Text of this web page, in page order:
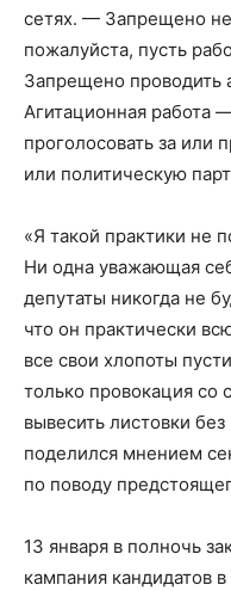
сетях. — Запрещено
пожалуйста, пусть
Запрещено проводить
Агитационная работа
проголосовать за или
или политическую
«Я такой практики не
Ни одна уважающая
депутаты никогда не
что он практически
все свои хлопоты
только провокация со
вывесить листовки
поделился мнением
по поводу
13 января в полночь
кампания кандидатов